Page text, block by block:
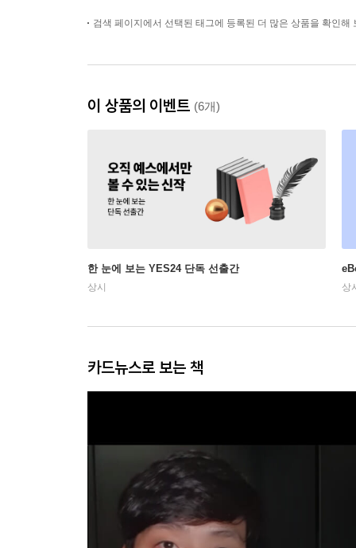
검색 페이지에서 선택된 태그에 등록된 더 많은 상품을 확인해
이 상품의 이벤트 (6개)
한 눈에 보는 YES24 단독 선출간
상시 상
카드뉴스로 보는 책